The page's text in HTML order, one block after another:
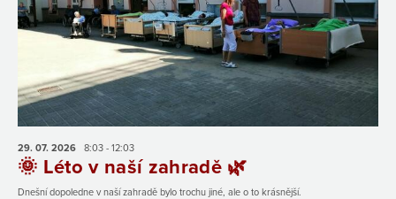
29. 07. 2026 8:03 - 12:03
🌞 Léto v naší zahradě 🌿
Dnešní dopoledne v naší zahradě bylo trochu jiné, ale o to krásnější.